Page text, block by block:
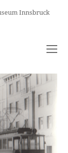
Innsbruck